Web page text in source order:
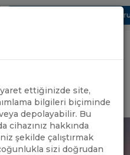
UND, Yunanistan Vize
Derneği
GİRİŞ YAP
ettiğinizde site,
bilgileri biçiminde
depolayabilir. Bu
cihazınız hakkında
şekilde çalıştırmak
sizi doğrudan